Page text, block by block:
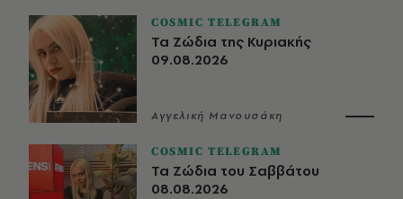
COSMIC TELEGRAM
Τα Ζώδια της Κυριακής
09.08.2026
Αγγελική Μανουσάκη
COSMIC TELEGRAM
Τα Ζώδια του Σαββάτου
08.08.2026